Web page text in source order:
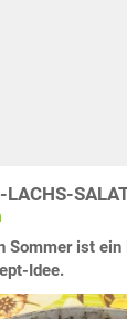
LACHS-
Sommer ist
Idee.